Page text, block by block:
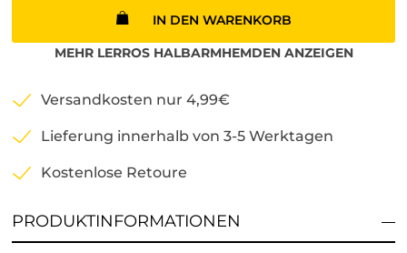
IN DEN WARENKORB
MEHR LERROS HALBARMHEMDENANZEIGEN
Versandkosten nur 4,99€
Lieferung innerhalb von 3-5 Werktagen
Kostenlose Retoure
PRODUKTINFORMATIONEN